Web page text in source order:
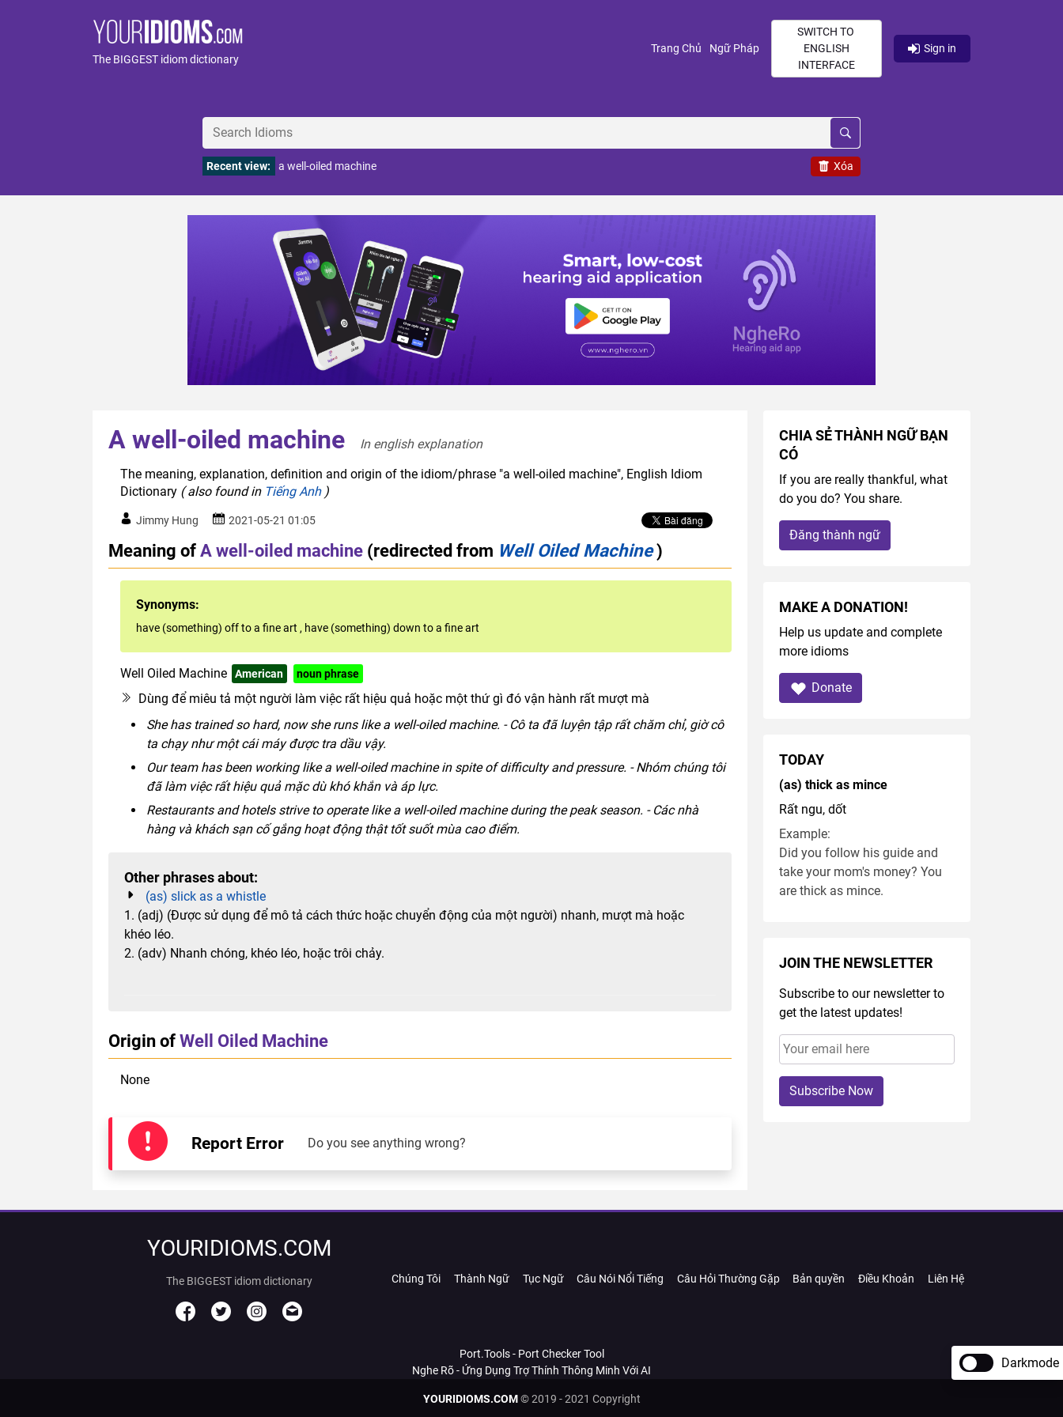
The BIGGEST idiom dictionary
Trang Chủ (current)
Ngữ Pháp(current)
SWITCH TO
ENGLISH
INTERFACE
Sign in
Xóa
Recent view: a well-oiled machine
A well-oiled machine
In english explanation
The meaning, explanation, definition and origin of the idiom/phrase "a well-oiled machine", English Idiom
Dictionary ( also found in Tiếng Anh)
Jimmy Hung 2021-05-21 01:05
Meaning ofA well-oiled machine (redirected from Well Oiled Machine)
Synonyms:
have (something) off to a fine art , have (something) down to a fine art
Well Oiled Machine American noun phrase
Dùng để miêu tả một người làm việc rất hiệu quả hoặc một thứ gì đó vận hành rất mượt mà
She has trained so hard, now she runs like a well-oiled machine. - Cô ta đã luyện tập rất chăm chỉ, giờ cô
ta chạy như một cái máy được tra dầu vậy.
Our team has been working like a well-oiled machine in spite of difficulty and pressure. - Nhóm chúng tôi
đã làm việc rất hiệu quả mặc dù khó khắn và áp lực.
Restaurants and hotels strive to operate like a well-oiled machine during the peak season. - Các nhà
hàng và khách sạn cố gắng hoạt động thật tốt suốt mùa cao điểm.
Other phrases about:
(as) slick as a whistle
1. (adj) (Được sử dụng để mô tả cách thức hoặc chuyển động của một người) nhanh, mượt mà hoặc
khéo léo.
2. (adv) Nhanh chóng, khéo léo, hoặc trôi chảy.
Origin ofWell Oiled Machine
None
Report Error Do you see anything wrong?
CHIA SẺ THÀNH NGỮ BẠN
CÓ
If you are really thankful, what
do you do? You share.
Đăng thành ngữ
MAKE A DONATION!
Help us update and complete
more idioms
Donate
TODAY
(as) thick as mince
Rất ngu, dốt
Example:
Did you follow his guide and
take your mom's money? You
are thick as mince.
JOIN THE NEWSLETTER
Subscribe to our newsletter to
get the latest updates!
Subscribe Now
YOURIDIOMS.COM
The BIGGEST idiom dictionary Chúng Tôi Thành Ngữ Tục Ngữ Câu Nói Nổi Tiếng Câu Hỏi Thường Gặp Bản quyền Điều Khoản Liên Hệ
Port.Tools - Port Checker Tool
Nghe Rõ - Ứng Dụng Trợ Thính Thông Minh Với AI
YOURIDIOMS.COM© 2019 - 2021 Copyright
Darkmode